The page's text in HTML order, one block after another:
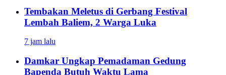
Tembakan Meletus di Gerbang Festival
Lembah Baliem, 2 Warga Luka
7 jam lalu
Damkar Ungkap Pemadaman Gedung
Bapenda Butuh Waktu Lama